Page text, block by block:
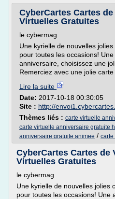
CyberCartes Cartes
Virtuelles Gratuites
le cybermag
Une kyrielle de nouvelles
pour toutes les occasions!
anniversaire, choisissez une
Remerciez avec une jolie carte
Lire la suite
Date: 2017-10-18 00:30:05
Site : http://
Thèmes liés : carte virtuelle
carte virtuelle anniversaire gratuite
anniversaire gratuite animee / carte
CyberCartes Cartes de
Virtuelles Gratuites
le cybermag
Une kyrielle de nouvelles jolies
pour toutes les occasions! Une